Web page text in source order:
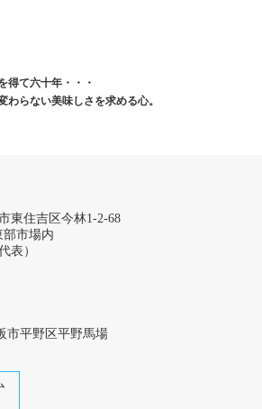
得て六十年・・・
わらない美味しさを求める心。
東住吉区今林1-2-68
部市場内
表）
市平野区平野馬場